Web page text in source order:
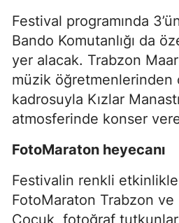
Festival programında
Bando Komutanlığı da
yer alacak. Trabzon
müzik öğretmenlerinden
kadrosuyla Kızlar
atmosferinde konser
FotoMaraton heyecanı
Festivalin renkli
FotoMaraton Trabzon ve